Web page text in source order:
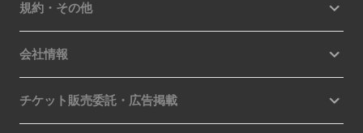
規約・その他
会社情報
チケット販売委託・広告掲載